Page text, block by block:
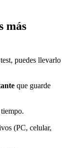
más
puedes llevarlo
que guarde
(PC, celular,